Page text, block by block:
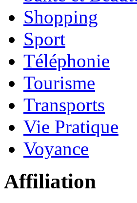
Shopping
Sport
Téléphonie
Tourisme
Transports
Vie Pratique
Voyance
Affiliation